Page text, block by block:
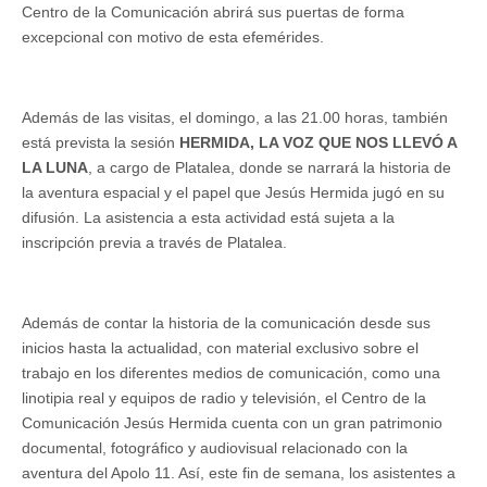
Centro de la Comunicación abrirá sus puertas de forma
excepcional con motivo de esta efemérides.
Además de las visitas, el domingo, a las 21.00 horas, también
está prevista la sesión HERMIDA, LA VOZ QUE NOS LLEVÓ A
LA LUNA , a cargo de Platalea, donde se narrará la historia de
la aventura espacial y el papel que Jesús Hermida jugó en su
difusión. La asistencia a esta actividad está sujeta a la
inscripción previa a través de Platalea.
Además de contar la historia de la comunicación desde sus
inicios hasta la actualidad, con material exclusivo sobre el
trabajo en los diferentes medios de comunicación, como una
linotipia real y equipos de radio y televisión, el Centro de la
Comunicación Jesús Hermida cuenta con un gran patrimonio
documental, fotográfico y audiovisual relacionado con la
aventura del Apolo 11. Así, este fin de semana, los asistentes a